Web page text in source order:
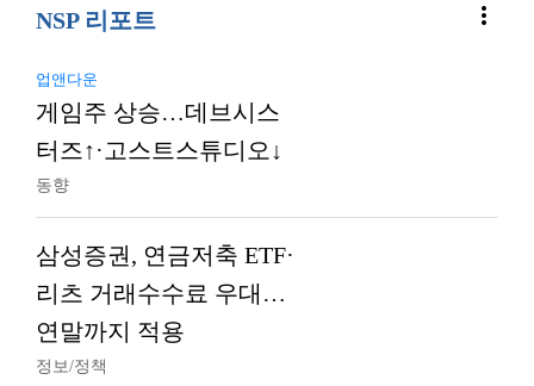
NSP 리포트 more_vert
업앤다운
게임주 상승…데브시스
터즈↑·고스트스튜디오↓
동향
삼성증권, 연금저축 ETF·
리츠 거래수수료 우대…
연말까지 적용
정보/정책